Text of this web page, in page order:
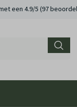
een 4.9/5 (97